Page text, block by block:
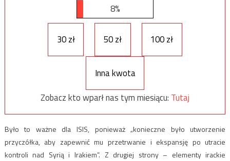
8%
30 zł 50 zł 100 zł
Inna kwota
Zobacz kto wparł nas tym miesiącu: Tutaj
Było to ważne dla ISIS, ponieważ „konieczne było utworzenie
przyczółka, aby zapewnić mu przetrwanie i ekspansję po utracie
kontroli nad Syrią i Irakiem”. Z drugiej strony – elementy irackie